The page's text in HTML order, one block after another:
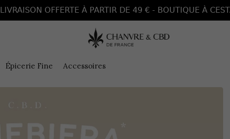
LIVRAISON OFFERTE À PARTIR DE 49 € - BOUTIQUE À
Épicerie Fine Accessoires